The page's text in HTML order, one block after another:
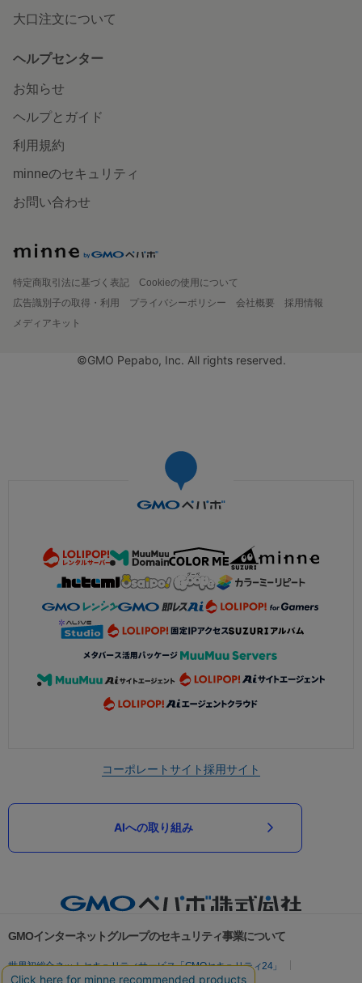
大口注文について
ヘルプセンター
お知らせ
ヘルプとガイド
利用規約
minneのセキュリティ
お問い合わせ
特定商取引法に基づく表記
Cookieの使用について
広告識別子の取得・利用
プライバシーポリシー 会社概要
採用情報
メディアキット
©GMO Pepabo, Inc. All rights reserved.
コーポレートサイト採用サイト
AIへの取り組み
GMOインターネットグループのセキュリティ事業について
世界初総合ネットセキュリティサービス「GMOセキュリティ24」